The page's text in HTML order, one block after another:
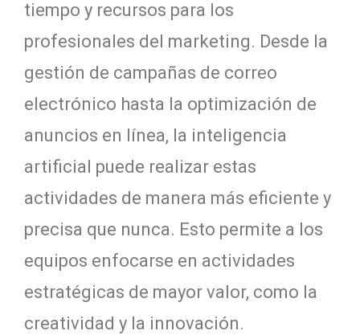
tiempo y recursos para los
profesionales del marketing. Desde la
gestión de campañas de correo
electrónico hasta la optimización de
anuncios en línea, la inteligencia
artificial puede realizar estas
actividades de manera más eficiente y
precisa que nunca. Esto permite a los
equipos enfocarse en actividades
estratégicas de mayor valor, como la
creatividad y la innovación.